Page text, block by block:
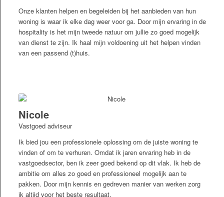
Onze klanten helpen en begeleiden bij het aanbieden van hun
woning is waar ik elke dag weer voor ga. Door mijn ervaring in de
hospitality is het mijn tweede natuur om jullie zo goed mogelijk
van dienst te zijn. Ik haal mijn voldoening uit het helpen vinden
van een passend (t)huis.
Nicole
Vastgoed adviseur
Ik bied jou een professionele oplossing om de juiste woning te
vinden of om te verhuren. Omdat ik jaren ervaring heb in de
vastgoedsector, ben ik zeer goed bekend op dit vlak. Ik heb de
ambitie om alles zo goed en professioneel mogelijk aan te
pakken. Door mijn kennis en gedreven manier van werken zorg
ik altijd voor het beste resultaat.